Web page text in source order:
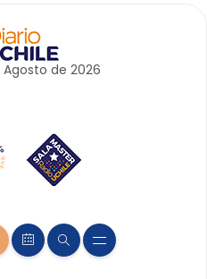
Agosto de 2026